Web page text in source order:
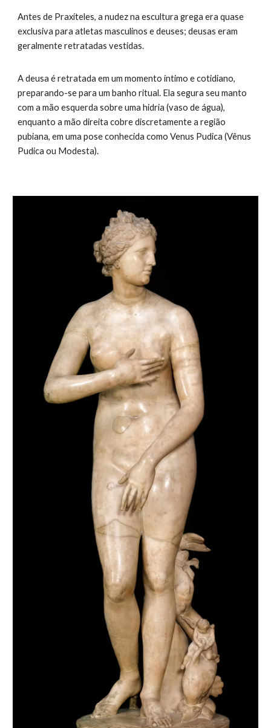
Antes de Praxíteles, a nudez na escultura grega era quase
exclusiva para atletas masculinos e deuses; deusas eram
geralmente retratadas vestidas.
A deusa é retratada em um momento íntimo e cotidiano,
preparando-se para um banho ritual. Ela segura seu manto
com a mão esquerda sobre uma hidria (vaso de água),
enquanto a mão direita cobre discretamente a região
pubiana, em uma pose conhecida como Venus Pudica (Vênus
Pudica ou Modesta).